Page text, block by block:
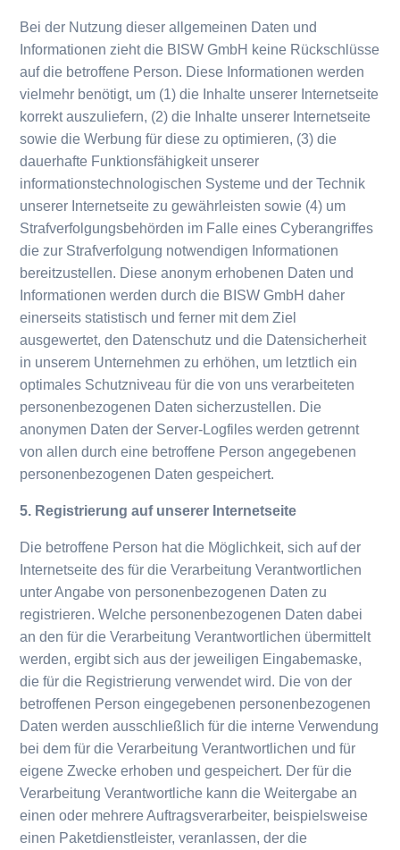
Bei der Nutzung dieser allgemeinen Daten und
Informationen zieht die BISW GmbH keine Rückschlüsse
auf die betroffene Person. Diese Informationen werden
vielmehr benötigt, um (1) die Inhalte unserer Internetseite
korrekt auszuliefern, (2) die Inhalte unserer Internetseite
sowie die Werbung für diese zu optimieren, (3) die
dauerhafte Funktionsfähigkeit unserer
informationstechnologischen Systeme und der Technik
unserer Internetseite zu gewährleisten sowie (4) um
Strafverfolgungsbehörden im Falle eines Cyberangriffes
die zur Strafverfolgung notwendigen Informationen
bereitzustellen. Diese anonym erhobenen Daten und
Informationen werden durch die BISW GmbH daher
einerseits statistisch und ferner mit dem Ziel
ausgewertet, den Datenschutz und die Datensicherheit
in unserem Unternehmen zu erhöhen, um letztlich ein
optimales Schutzniveau für die von uns verarbeiteten
personenbezogenen Daten sicherzustellen. Die
anonymen Daten der Server-Logfiles werden getrennt
von allen durch eine betroffene Person angegebenen
personenbezogenen Daten gespeichert.
5. Registrierung auf unserer Internetseite
Die betroffene Person hat die Möglichkeit, sich auf der
Internetseite des für die Verarbeitung Verantwortlichen
unter Angabe von personenbezogenen Daten zu
registrieren. Welche personenbezogenen Daten dabei
an den für die Verarbeitung Verantwortlichen übermittelt
werden, ergibt sich aus der jeweiligen Eingabemaske,
die für die Registrierung verwendet wird. Die von der
betroffenen Person eingegebenen personenbezogenen
Daten werden ausschließlich für die interne Verwendung
bei dem für die Verarbeitung Verantwortlichen und für
eigene Zwecke erhoben und gespeichert. Der für die
Verarbeitung Verantwortliche kann die Weitergabe an
einen oder mehrere Auftragsverarbeiter, beispielsweise
einen Paketdienstleister, veranlassen, der die